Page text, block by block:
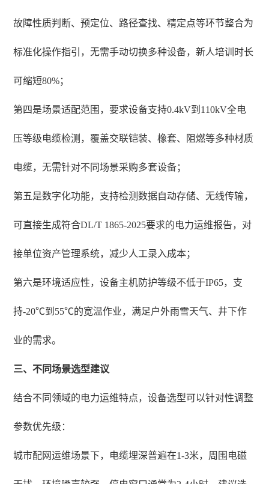
故障性质判断、预定位、路径查找、精定点等环节整合为
标准化操作指引，无需手动切换多种设备，新人培训时长
可缩短80%；
第四是场景适配范围，要求设备支持0.4kV到110kV全电
压等级电缆检测，覆盖交联铠装、橡套、阻燃等多种材质
电缆，无需针对不同场景采购多套设备；
第五是数字化功能，支持检测数据自动存储、无线传输，
可直接生成符合DL/T 1865-2025要求的电力运维报告，对
接单位资产管理系统，减少人工录入成本；
第六是环境适应性，设备主机防护等级不低于IP65，支
持-20℃到55℃的宽温作业，满足户外雨雪天气、井下作
业的需求。
三、不同场景选型建议
结合不同领域的电力运维特点，设备选型可以针对性调整
参数优先级：
城市配网运维场景下，电缆埋深普遍在1-3米，周围电磁